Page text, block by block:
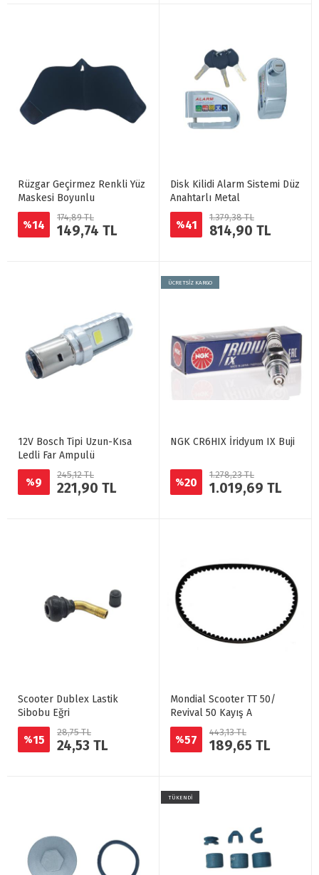
Rüzgar Geçirmez Renkli Yüz
Maskesi Boyunlu
%14
174,89 TL
149,74 TL
Disk Kilidi Alarm Sistemi Düz
Anahtarlı Metal
%41
1.379,38 TL
814,90 TL
12V Bosch Tipi Uzun-Kısa
Ledli Far Ampulü
%9
245,12 TL
221,90 TL
ÜCRETSİZ KARGO
NGK CR6HIX İridyum IX Buji
%20
1.278,23 TL
1.019,69 TL
Scooter Dublex Lastik
Sibobu Eğri
%15
28,75 TL
24,53 TL
Mondial Scooter TT 50/
Revival 50 Kayış A
%57
443,13 TL
189,65 TL
TÜKENDİ